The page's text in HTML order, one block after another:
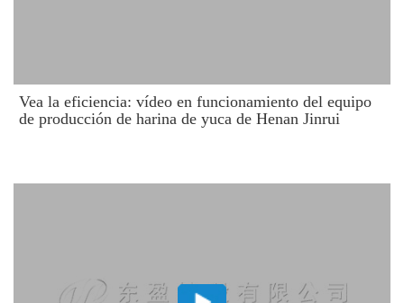
​Vea la eficiencia: vídeo en funcionamiento del equipo
de producción de harina de yuca de Henan Jinrui